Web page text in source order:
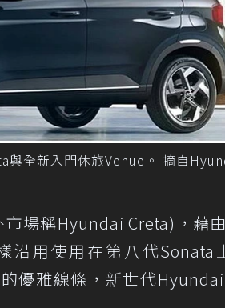
與全新入門休旅Venue。 摘自
場稱Hyundai Creta)，藉
用使用在第八代Sonata
優雅線條，新世代